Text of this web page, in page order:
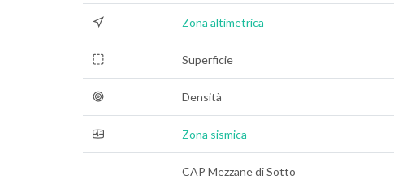
Zona altimetrica
Superficie
Densità
Zona sismica
CAP Mezzane di Sotto